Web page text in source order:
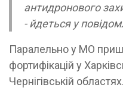
антидронового
- йдеться у
Паралельно у МО
фортифікацій у
Чернігівській областях.